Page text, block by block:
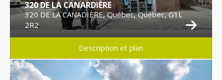
320 DE LA CANARDIÈRE
320 DE LA CANADIÈRE, Québec, Québec, G1L
2R2
Description et plan